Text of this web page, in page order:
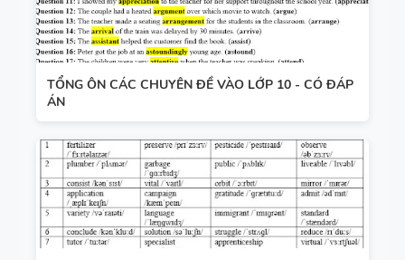
TỔNG ÔN CÁC CHUYÊN ĐỀ VÀO LỚP 10 - CÓ ĐÁP
ÁN